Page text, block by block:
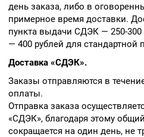
день заказа, либо в
примерное время доставки.
пункта выдачи СДЭК — 250-300
— 400 рублей для стандартной
Доставка «СДЭК».
Заказы отправляются в
оплаты.
Отправка заказа
«СДЭК», благодаря этому
сокращается на один день, не